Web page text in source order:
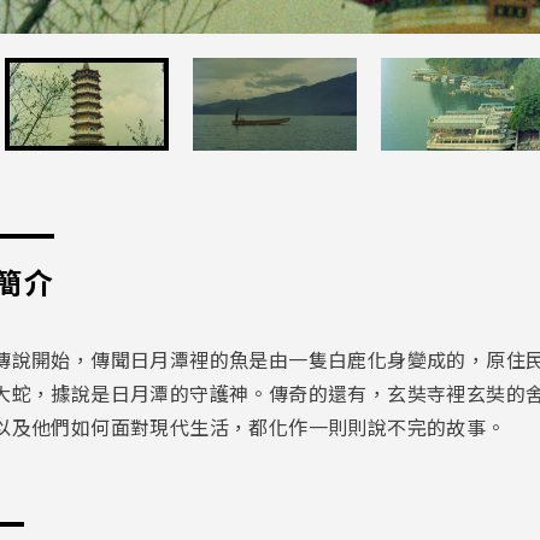
介
說開始，傳聞日月潭裡的魚是由一隻白鹿化身變成的，原
蛇，據說是日月潭的守護神。傳奇的還有，玄奘寺裡玄奘
及他們如何面對現代生活，都化作一則則說不完的故事。